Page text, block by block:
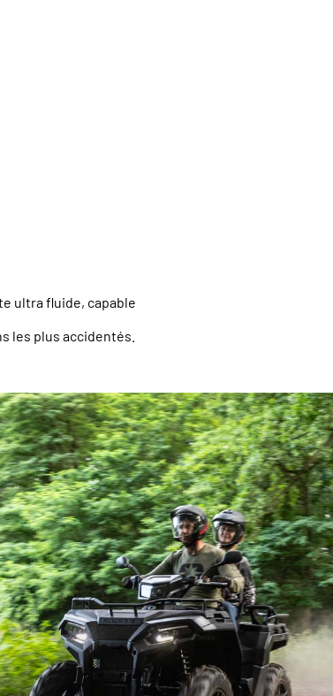
ultra fluide, capable
les plus accidentés.